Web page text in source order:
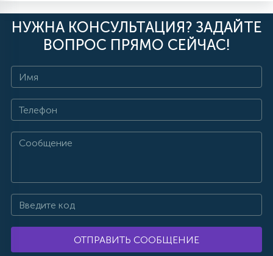
НУЖНА КОНСУЛЬТАЦИЯ? ЗАДАЙТЕ
ВОПРОС ПРЯМО СЕЙЧАС!
ОТПРАВИТЬ СООБЩЕНИЕ